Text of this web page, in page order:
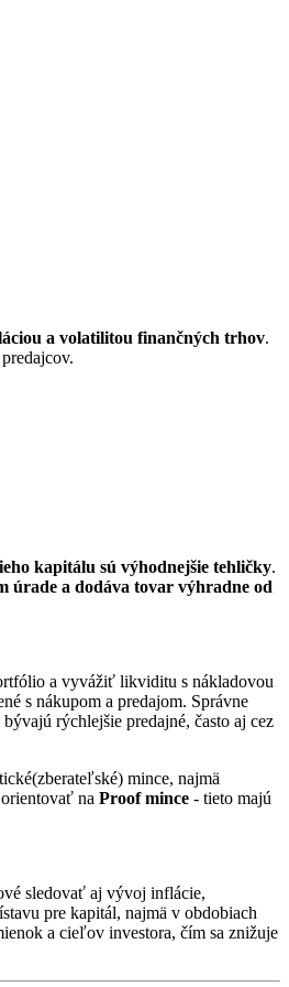
a volatilitou finančných trhov.
kapitálu sú výhodnejšie tehličky.
úrade a dodáva tovar výhradne od
a vyvážiť likviditu s nákladovou
s nákupom a predajom. Správne
rýchlejšie predajné, často aj cez
mince, najmä
na Proof mince - tieto majú
sledovať aj vývoj inflácie,
pre kapitál, najmä v obdobiach
a cieľov investora, čím sa znižuje